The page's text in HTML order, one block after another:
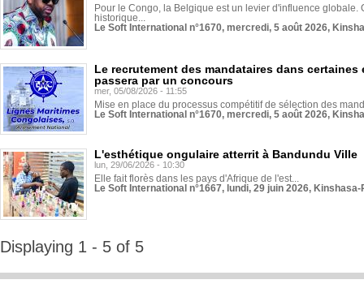
Pour le Congo, la Belgique est un levier d'influence globale.
historique...
Le Soft International n°1670, mercredi, 5 août 2026,
Le recrutement des mandataires dans
passera par un concours
mer, 05/08/2026 - 11:55
Mise en place du processus compétitif de sélection des
Le Soft International n°1670, mercredi, 5 août 2026,
L'esthétique ongulaire atterrit à Bandundu Ville
lun, 29/06/2026 - 10:30
Elle fait florès dans les pays d'Afrique de l'est...
Le Soft International n°1667, lundi, 29 juin 2026,
Displaying 1 - 5 of 5